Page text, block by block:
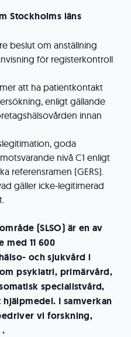
Stockholms läns
beslut om anställning
för registerkontroll
att ha patientkontakt
enligt gällande
innan
goda
nivå C1 enligt
referensramen (GERS).
gäller icke-legitimerad
(SLSO) är en av
med 11 600
och sjukvård i
psykiatri, primärvård,
specialistvård,
I samverkan
vi forskning,